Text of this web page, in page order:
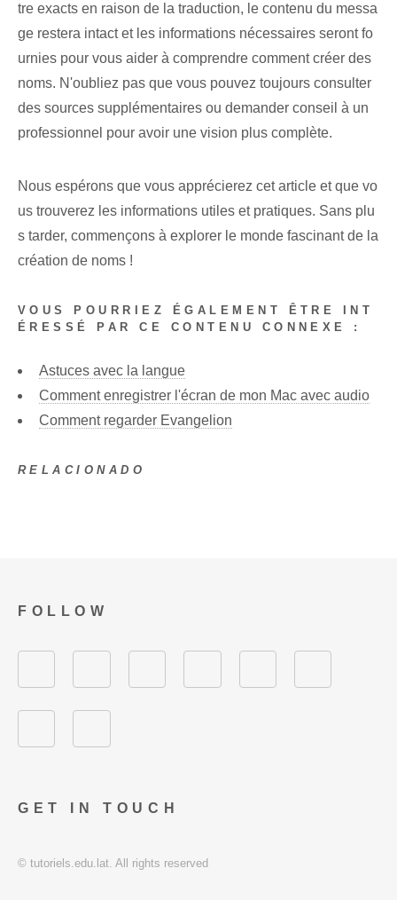
tre exacts en raison de la traduction, le contenu du messa
ge restera intact et les informations nécessaires seront fo
urnies pour vous aider à comprendre comment créer des
noms. N'oubliez pas que vous pouvez toujours consulter
des sources supplémentaires ou demander conseil à un
professionnel pour avoir une vision plus complète.
Nous espérons que vous apprécierez cet article et que vo
us trouverez les informations utiles et pratiques. Sans plu
s tarder, commençons à explorer le monde fascinant de la
création de noms !
VOUS POURRIEZ ÉGALEMENT ÊTRE INT
ÉRESSÉ PAR CE CONTENU CONNEXE :
Astuces avec la langue
Comment enregistrer l'écran de mon Mac avec audio
Comment regarder Evangelion
RELACIONADO
GET IN TOUCH
FOLLOW
© tutoriels.edu.lat. All rights reserved